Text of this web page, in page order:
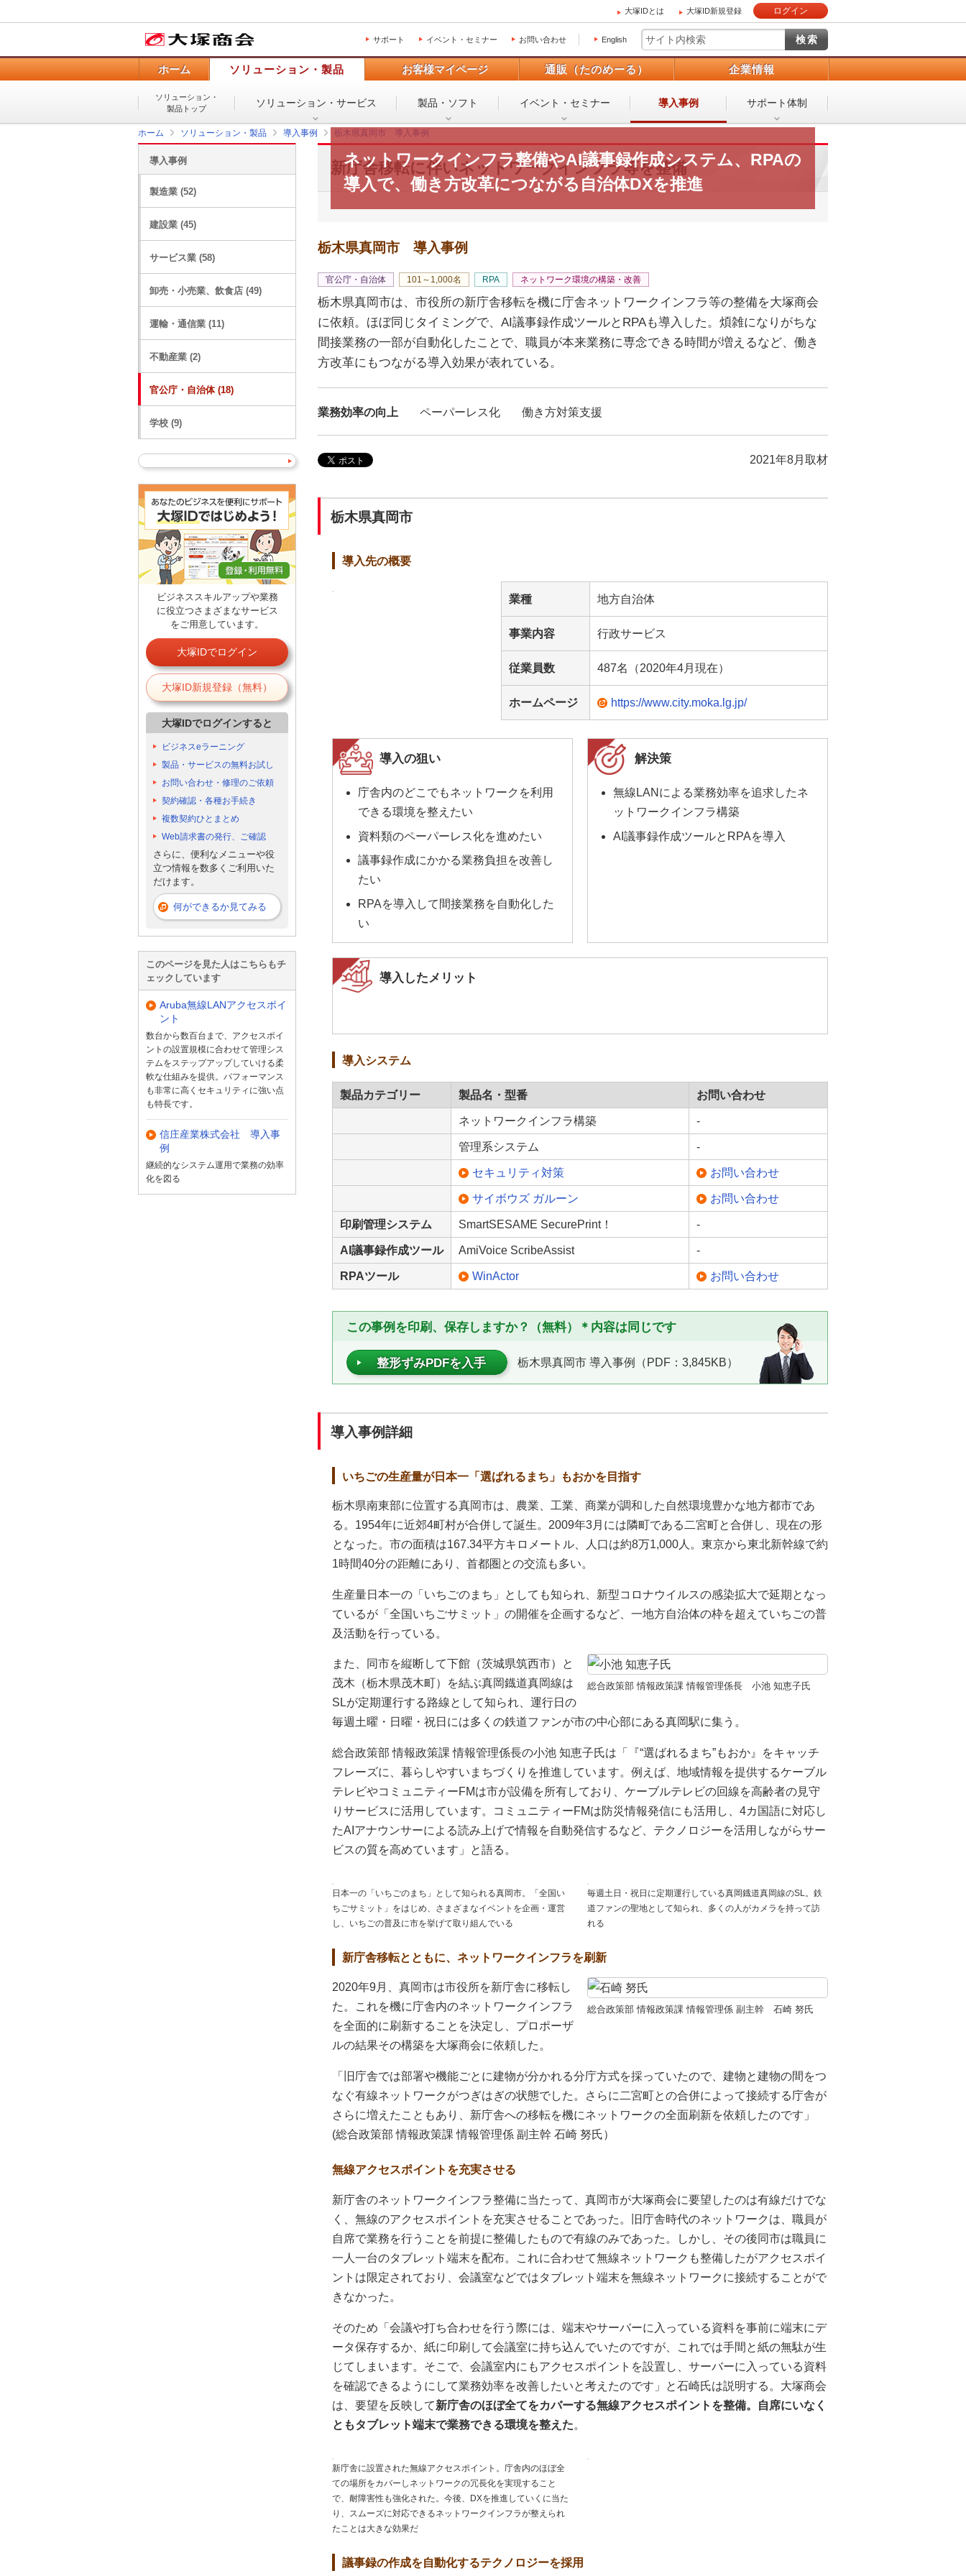
大塚IDとは 大塚ID新規登録 ログイン
サポート イベント・セミナー お問い合わせ English
ホーム ソリューション・製品 お客様マイページ 通販（たのめーる） 企業情報
ソリューション・
製品トップ
ソリューション・ サービス 製品・ソフト イベント・ セミナー 導入事例 サポート体制
ホーム ソリューション・製品 導入事例 栃木県真岡市 導入事例
新庁舎移転に伴いネットワークインフラ等を整備
ネットワークインフラ整備やAI議事録作成システム、RPAの
導入で、働き方改革につながる自治体DXを推進
栃木県真岡市 導入事例
官公庁・自治体 101～1,000名 RPA ネットワーク環境の構築・改善
栃木県真岡市は、市役所の新庁舎移転を機に庁舎ネットワークインフラ等の整備を大塚商会
に依頼。ほぼ同じタイミングで、AI議事録作成ツールとRPAも導入した。煩雑になりがちな
間接業務の一部が自動化したことで、職員が本来業務に専念できる時間が増えるなど、働き
方改革にもつながる導入効果が表れている。
業務効率の向上 ペーパーレス化 働き方対策支援
2021年8月取材
栃木県真岡市
導入先の概要
業種 地方自治体
事業内容 行政サービス
従業員数 487名（2020年4月現在）
ホームページ https://www.city.moka.lg.jp/
導入の狙い
庁舎内のどこでもネットワークを利用
できる環境を整えたい
資料類のペーパーレス化を進めたい
議事録作成にかかる業務負担を改善し
たい
RPAを導入して間接業務を自動化した
い
解決策
無線LANによる業務効率を追求したネ
ットワークインフラ構築
AI議事録作成ツールとRPAを導入
導入したメリット
導入システム
製品カテゴリー 製品名・型番 お問い合わせ
ネットワークインフラ構築 -
管理系システム -
セキュリティ対策 お問い合わせ
サイボウズ ガルーン お問い合わせ
印刷管理システム SmartSESAME SecurePrint！ -
AI議事録作成ツール AmiVoice ScribeAssist -
RPAツール WinActor お問い合わせ
この事例を印刷、保存しますか？（無料）＊内容は同じです
整形ずみPDFを入手 栃木県真岡市 導入事例（PDF：3,845KB）
導入事例詳細
いちごの生産量が日本一「選ばれるまち」もおかを目指す
栃木県南東部に位置する真岡市は、農業、工業、商業が調和した自然環境豊かな地方都市であ
る。1954年に近郊4町村が合併して誕生。2009年3月には隣町である二宮町と合併し、現在の形
となった。市の面積は167.34平方キロメートル、人口は約8万1,000人。東京から東北新幹線で約
1時間40分の距離にあり、首都圏との交流も多い。
生産量日本一の「いちごのまち」としても知られ、新型コロナウイルスの感染拡大で延期となっ
ているが「全国いちごサミット」の開催を企画するなど、一地方自治体の枠を超えていちごの普
及活動を行っている。
総合政策部 情報政策課 情報管理係長 小池 知恵子氏
また、同市を縦断して下館（茨城県筑西市）と
茂木（栃木県茂木町）を結ぶ真岡鐡道真岡線は
SLが定期運行する路線として知られ、運行日の
毎週土曜・日曜・祝日には多くの鉄道ファンが市の中心部にある真岡駅に集う。
総合政策部 情報政策課 情報管理係長の小池 知恵子氏は「『“選ばれるまち”もおか』をキャッチ
フレーズに、暮らしやすいまちづくりを推進しています。例えば、地域情報を提供するケーブル
テレビやコミュニティーFMは市が設備を所有しており、ケーブルテレビの回線を高齢者の見守
りサービスに活用しています。コミュニティーFMは防災情報発信にも活用し、4カ国語に対応し
たAIアナウンサーによる読み上げで情報を自動発信するなど、テクノロジーを活用しながらサー
ビスの質を高めています」と語る。
日本一の「いちごのまち」として知られる真岡市。「全国い
ちごサミット」をはじめ、さまざまなイベントを企画・運営
し、いちごの普及に市を挙げて取り組んでいる
毎週土日・祝日に定期運行している真岡鐡道真岡線のSL。鉄
道ファンの聖地として知られ、多くの人がカメラを持って訪
れる
新庁舎移転とともに、ネットワークインフラを刷新
総合政策部 情報政策課 情報管理係 副主幹 石崎 努氏
2020年9月、真岡市は市役所を新庁舎に移転し
た。これを機に庁舎内のネットワークインフラ
を全面的に刷新することを決定し、プロポーザ
ルの結果その構築を大塚商会に依頼した。
「旧庁舎では部署や機能ごとに建物が分かれる分庁方式を採っていたので、建物と建物の間をつ
なぐ有線ネットワークがつぎはぎの状態でした。さらに二宮町との合併によって接続する庁舎が
さらに増えたこともあり、新庁舎への移転を機にネットワークの全面刷新を依頼したのです」
(総合政策部 情報政策課 情報管理係 副主幹 石崎 努氏）
無線アクセスポイントを充実させる
新庁舎のネットワークインフラ整備に当たって、真岡市が大塚商会に要望したのは有線だけでな
く、無線のアクセスポイントを充実させることであった。旧庁舎時代のネットワークは、職員が
自席で業務を行うことを前提に整備したもので有線のみであった。しかし、その後同市は職員に
一人一台のタブレット端末を配布。これに合わせて無線ネットワークも整備したがアクセスポイ
ントは限定されており、会議室などではタブレット端末を無線ネットワークに接続することがで
きなかった。
そのため「会議や打ち合わせを行う際には、端末やサーバーに入っている資料を事前に端末にデ
ータ保存するか、紙に印刷して会議室に持ち込んでいたのですが、これでは手間と紙の無駄が生
じてしまいます。そこで、会議室内にもアクセスポイントを設置し、サーバーに入っている資料
を確認できるようにして業務効率を改善したいと考えたのです」と石崎氏は説明する。大塚商会
は、要望を反映して新庁舎のほぼ全てをカバーする無線アクセスポイントを整備。自席にいなく
ともタブレット端末で業務できる環境を整えた。
新庁舎に設置された無線アクセスポイント。庁舎内のほぼ全
ての場所をカバーしネットワークの冗長化を実現すること
で、耐障害性も強化された。今後、DXを推進していくに当た
り、スムーズに対応できるネットワークインフラが整えられ
たことは大きな効果だ
議事録の作成を自動化するテクノロジーを採用
導入事例
製造業 (52)
建設業 (45)
サービス業 (58)
卸売・小売業、飲食店 (49)
運輸・通信業 (11)
不動産業 (2)
官公庁・自治体 (18)
学校 (9)
ビジネススキルアップや業務
に役立つさまざまなサービス
をご用意しています。
大塚IDでログイン
大塚ID新規登録（無料）
大塚IDでログインすると
ビジネスeラーニング
製品・サービスの無料お試し
お問い合わせ・修理のご依頼
契約確認・各種お手続き
複数契約ひとまとめ
Web請求書の発行、ご確認
さらに、便利なメニューや役
立つ情報を数多くご利用いた
だけます。
何ができるか見てみる
このページを見た人はこちらもチ
ェックしています
Aruba無線LANアクセスポイ
ント
数台から数百台まで、アクセスポイ
ントの設置規模に合わせて管理シス
テムをステップアップしていける柔
軟な仕組みを提供。パフォーマンス
も非常に高くセキュリティに強い点
も特長です。
信庄産業株式会社 導入事
例
継続的なシステム運用で業務の効率
化を図る